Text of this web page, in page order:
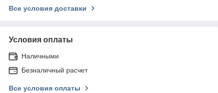
Все условия доставки
Условия оплаты
Наличными
Безналичный расчет
Все условия оплаты